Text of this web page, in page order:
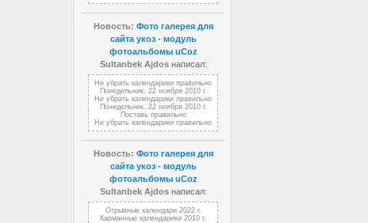
Новость: Фото галерея для
сайта укоз - модуль
фотоальбомы uCoz
Sultanbek Ajdosнаписал:
Не убрать календарики правильно
Понедельник, 22 ноября 2010 г.
Не убрать календарики правильно
Понедельник, 22 ноября 2010 г.
Поставь правильно
Не убрать календарики правильно
Новость: Фото галерея для
сайта укоз - модуль
фотоальбомы uCoz
Sultanbek Ajdosнаписал:
Отрывные календари 2022 г.
Карманные календарики 2010 г.